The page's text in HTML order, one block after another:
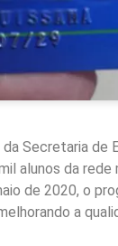
Secretaria de
alunos da
de 2020, o
a